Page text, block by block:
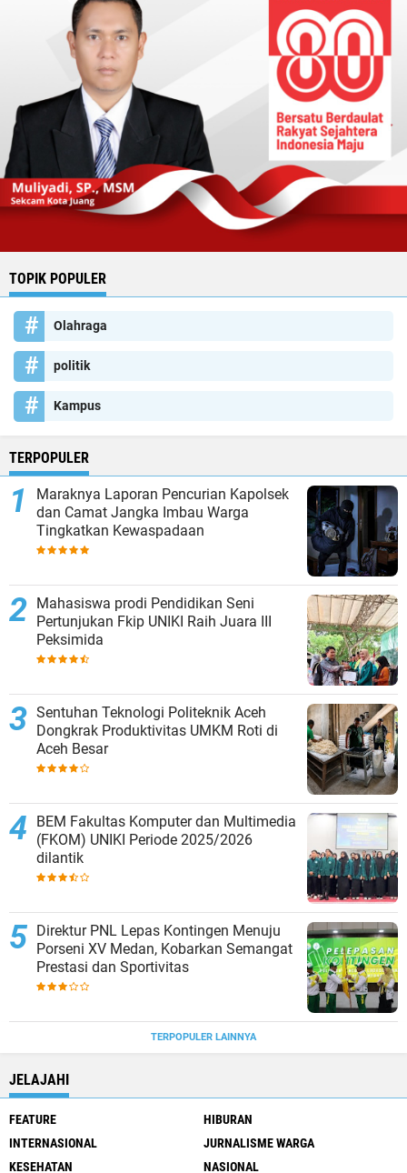
TOPIK POPULER
Olahraga
politik
Kampus
TERPOPULER
Maraknya Laporan Pencurian Kapolsek
dan Camat Jangka Imbau Warga
Tingkatkan Kewaspadaan
Mahasiswa prodi Pendidikan Seni
Pertunjukan Fkip UNIKI Raih Juara III
Peksimida
Sentuhan Teknologi Politeknik Aceh
Dongkrak Produktivitas UMKM Roti di
Aceh Besar
BEM Fakultas Komputer dan Multimedia
(FKOM) UNIKI Periode 2025/2026
dilantik
Direktur PNL Lepas Kontingen Menuju
Porseni XV Medan, Kobarkan Semangat
Prestasi dan Sportivitas
TERPOPULER LAINNYA
JELAJAHI
FEATURE
HIBURAN
INTERNASIONAL
JURNALISME WARGA
KESEHATAN
NASIONAL